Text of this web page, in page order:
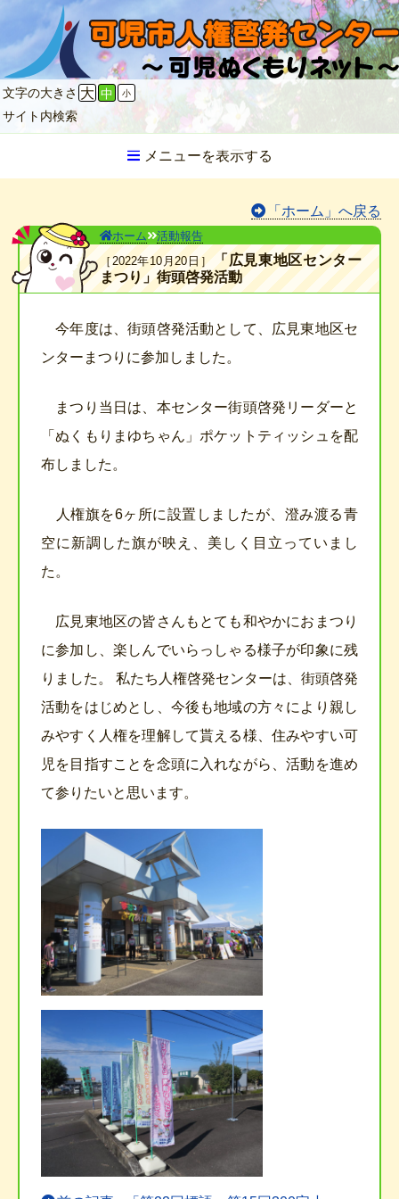
文字の大きさ 大 中 小
サイト内検索
メニューを表示する
「ホーム」へ戻る
ホーム
活動報告
2022年10月20日
「広見東地区センター
まつり」街頭啓発活動
今年度は、街頭啓発活動として、広見東地区セ
ンターまつりに参加しました。
まつり当日は、本センター街頭啓発リーダーと
「ぬくもりまゆちゃん」ポケットティッシュを配
布しました。
人権旗を6ヶ所に設置しましたが、澄み渡る青
空に新調した旗が映え、美しく目立っていまし
た。
広見東地区の皆さんもとても和やかにおまつり
に参加し、楽しんでいらっしゃる様子が印象に残
りました。 私たち人権啓発センターは、街頭啓発
活動をはじめとし、今後も地域の方々により親し
みやすく人権を理解して貰える様、住みやすい可
児を目指すことを念頭に入れながら、活動を進め
て参りたいと思います。